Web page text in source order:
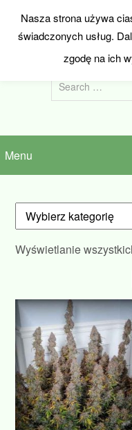
Nasiona
Wyświetlanie
Nasza strona używa
świadczonych usług.
zgodę na ich